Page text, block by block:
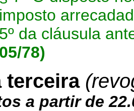
imposto
5º da cláusula
05/78)
terceira
a partir de